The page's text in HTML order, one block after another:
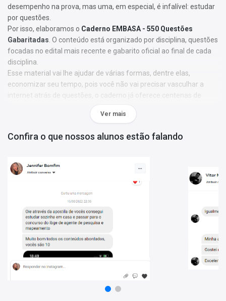
desempenho na prova, mas uma, em especial, é infalível: estudar
por questões.
Por isso, elaboramos o Caderno EMBASA - 550 Questões
Gabaritadas . O conteúdo está organizado por disciplina, questões
focadas no edital mais recente e gabarito oficial ao final de cada
disciplina.
Esse material vai lhe ajudar de várias formas, dentre elas,
economizar seu tempo, pois você não vai precisar vasculhar a
internet atrás de questões, o caderno já oferece centenas de
• Focado preferencialmente na banca organizadora do concurso;
Aproveite o preço promocional e adquira agora o seu caderno de
questões.
Ver mais
Confira o que nossos alunos estão falando